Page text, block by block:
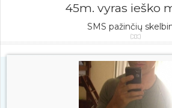
45m. vyras ieško
SMS pažinčių